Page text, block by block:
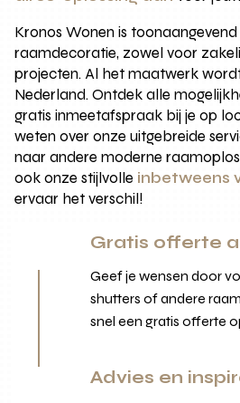
Kronos Wonen is
raamdecoratie, zowel voor
projecten. Al het maatwerk
Nederland. Ontdek alle
gratis inmeetafspraak bij je op
weten over onze uitgebreide
naar andere moderne
ook onze stijlvolle inbetweens
ervaar het verschil!
Gratis offerte
Geef je wensen door
shutters of andere
snel een gratis offerte
Advies en